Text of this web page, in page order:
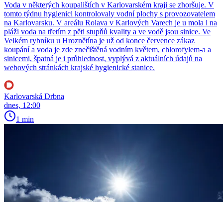
Voda v některých koupalištích v Karlovarském kraji se zhoršuje. V
tomto týdnu hygienici kontrolovaly vodní plochy s provozovatelem
na Karlovarsku. V areálu Rolava v Karlových Varech je u mola i na
pláži voda na třetím z pěti stupňů kvality a ve vodě jsou sinice. Ve
Velkém rybníku u Hroznětína je už od konce července zákaz
koupání a voda je zde znečištěná vodním květem, chlorofylem-a a
sinicemi, špatná je i průhlednost, vyplývá z aktuálních údajů na
webových stránkách krajské hygienické stanice.
Karlovarská Drbna
dnes, 12:00
1 min